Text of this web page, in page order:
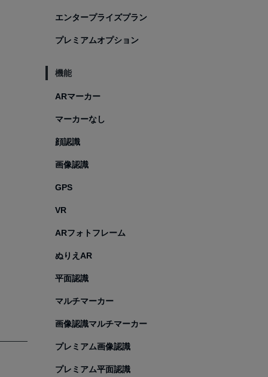
エンタープライズプラン
プレミアムオプション
機能
ARマーカー
マーカーなし
顔認識
画像認識
GPS
VR
ARフォトフレーム
ぬりえAR
平面認識
マルチマーカー
画像認識マルチマーカー
プレミアム画像認識
プレミアム平面認識